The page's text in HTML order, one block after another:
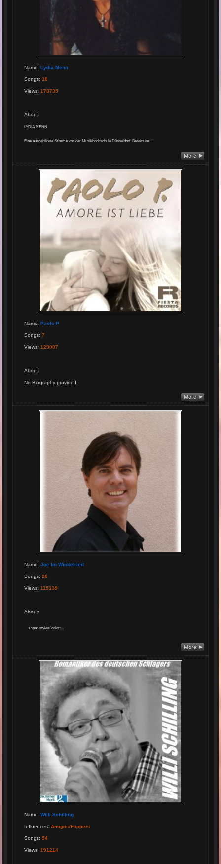
Name: Lydia Menn
Songs: 18
Views: 178735
About:
LYDIA MENN
Eine ausgebildete Stimme von der Musikhochschule Düsseldorf. Bereits im...
Name: Paolo-P
Songs: 7
Views: 129007
About:
No Biography provided
Name: Joe Im Winkelried
Songs: 26
Views: 115139
About:
<span style="color:...
Name: Willi Schilling
Influences: Amigos/Flippers
Songs: 54
Views: 191214